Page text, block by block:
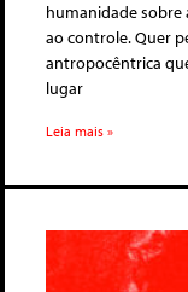
humanidade sobre
ao controle. Quer
antropocêntrica
lugar
Leia mais »